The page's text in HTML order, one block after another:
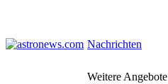
Nachrichten
Weitere Angebote